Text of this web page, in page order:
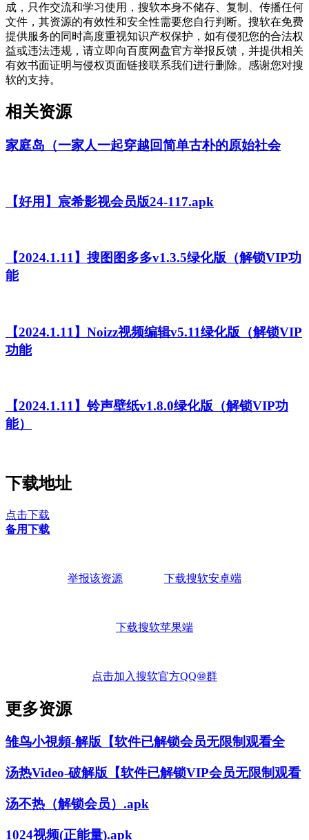
成，只作交流和学习使用，搜软本身不储存、复制、传播任何
文件，其资源的有效性和安全性需要您自行判断。搜软在免费
提供服务的同时高度重视知识产权保护，如有侵犯您的合法权
益或违法违规，请立即向百度网盘官方举报反馈，并提供相关
有效书面证明与侵权页面链接联系我们进行删除。感谢您对搜
软的支持。
相关资源
家庭岛（一家人一起穿越回简单古朴的原始社会
【好用】宸希影视会员版24-117.apk
【2024.1.11】搜图图多多v1.3.5绿化版（解锁VIP功
能
【2024.1.11】Noizz视频编辑v5.11绿化版（解锁VIP
功能
【2024.1.11】铃声壁纸v1.8.0绿化版（解锁VIP功
能）
下载地址
点击下载
备用下载
举报该资源 下载搜软安卓端
下载搜软苹果端
点击加入搜软官方QQ⑩群
更多资源
雏鸟小視頻-解版【软件已解锁会员无限制观看全
汤热Video-破解版【软件已解锁VIP会员无限制观看
汤不热（解锁会员）.apk
1024视频(正能量).apk